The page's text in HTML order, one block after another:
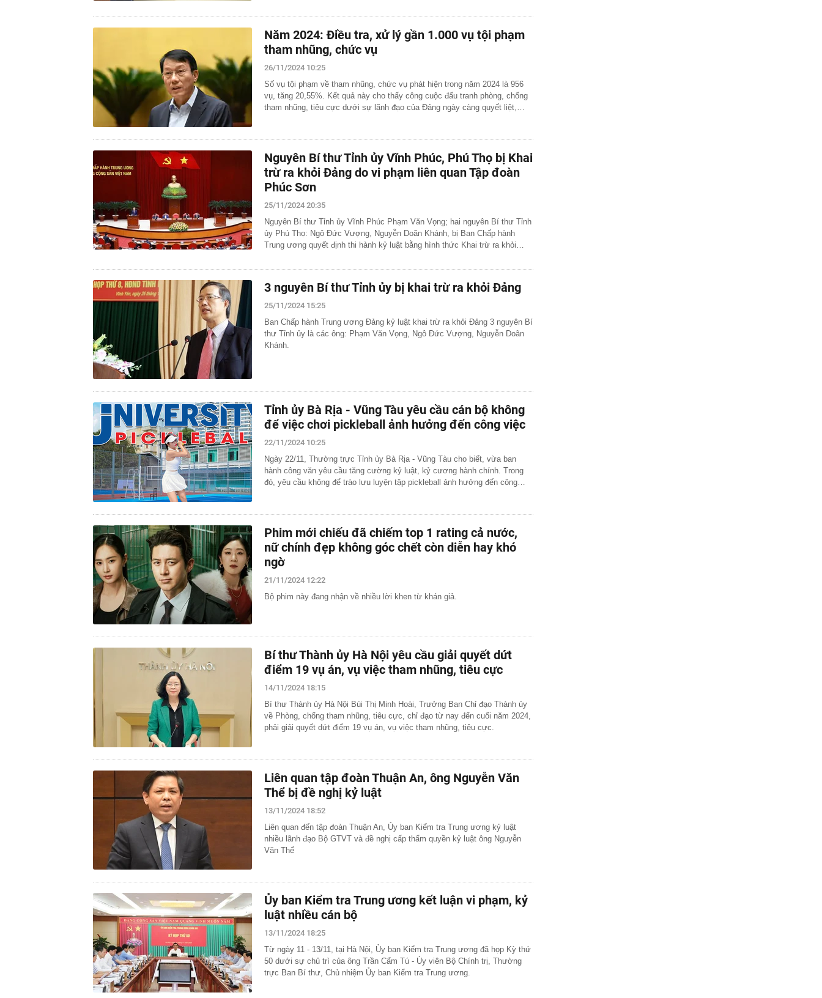
Năm 2024: Điều tra, xử lý gần 1.000 vụ tội phạm
tham nhũng, chức vụ
26/11/2024 10:25
Số vụ tội phạm về tham nhũng, chức vụ phát hiện trong năm 2024 là 956
vụ, tăng 20,55%. Kết quả này cho thấy công cuộc đấu tranh phòng, chống
tham nhũng, tiêu cực dưới sự lãnh đạo của Đảng ngày càng quyết liệt,…
Nguyên Bí thư Tỉnh ủy Vĩnh Phúc, Phú Thọ bị Khai
trừ ra khỏi Đảng do vi phạm liên quan Tập đoàn
Phúc Sơn
25/11/2024 20:35
Nguyên Bí thư Tỉnh ủy Vĩnh Phúc Phạm Văn Vọng; hai nguyên Bí thư Tỉnh
ủy Phú Thọ: Ngô Đức Vượng, Nguyễn Doãn Khánh, bị Ban Chấp hành
Trung ương quyết định thi hành kỷ luật bằng hình thức Khai trừ ra khỏi…
3 nguyên Bí thư Tỉnh ủy bị khai trừ ra khỏi Đảng
25/11/2024 15:25
Ban Chấp hành Trung ương Đảng kỷ luật khai trừ ra khỏi Đảng 3 nguyên Bí
thư Tỉnh ủy là các ông: Phạm Văn Vọng, Ngô Đức Vượng, Nguyễn Doãn
Khánh.
Tỉnh ủy Bà Rịa - Vũng Tàu yêu cầu cán bộ không
để việc chơi pickleball ảnh hưởng đến công việc
22/11/2024 10:25
Ngày 22/11, Thường trực Tỉnh ủy Bà Rịa - Vũng Tàu cho biết, vừa ban
hành công văn yêu cầu tăng cường kỷ luật, kỷ cương hành chính. Trong
đó, yêu cầu không để trào lưu luyện tập pickleball ảnh hưởng đến công…
Phim mới chiếu đã chiếm top 1 rating cả nước,
nữ chính đẹp không góc chết còn diễn hay khó
ngờ
21/11/2024 12:22
Bộ phim này đang nhận về nhiều lời khen từ khán giả.
Bí thư Thành ủy Hà Nội yêu cầu giải quyết dứt
điểm 19 vụ án, vụ việc tham nhũng, tiêu cực
14/11/2024 18:15
Bí thư Thành ủy Hà Nội Bùi Thị Minh Hoài, Trưởng Ban Chỉ đạo Thành ủy
về Phòng, chống tham nhũng, tiêu cực, chỉ đạo từ nay đến cuối năm 2024,
phải giải quyết dứt điểm 19 vụ án, vụ việc tham nhũng, tiêu cực.
Liên quan tập đoàn Thuận An, ông Nguyễn Văn
Thể bị đề nghị kỷ luật
13/11/2024 18:52
Liên quan đến tập đoàn Thuận An, Ủy ban Kiểm tra Trung ương kỷ luật
nhiều lãnh đạo Bộ GTVT và đề nghị cấp thẩm quyền kỷ luật ông Nguyễn
Văn Thể
Ủy ban Kiểm tra Trung ương kết luận vi phạm, kỷ
luật nhiều cán bộ
13/11/2024 18:25
Từ ngày 11 - 13/11, tại Hà Nội, Ủy ban Kiểm tra Trung ương đã họp Kỳ thứ
50 dưới sự chủ trì của ông Trần Cẩm Tú - Ủy viên Bộ Chính trị, Thường
trực Ban Bí thư, Chủ nhiệm Ủy ban Kiểm tra Trung ương.